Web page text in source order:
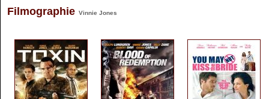
Filmographie Vinnie Jones